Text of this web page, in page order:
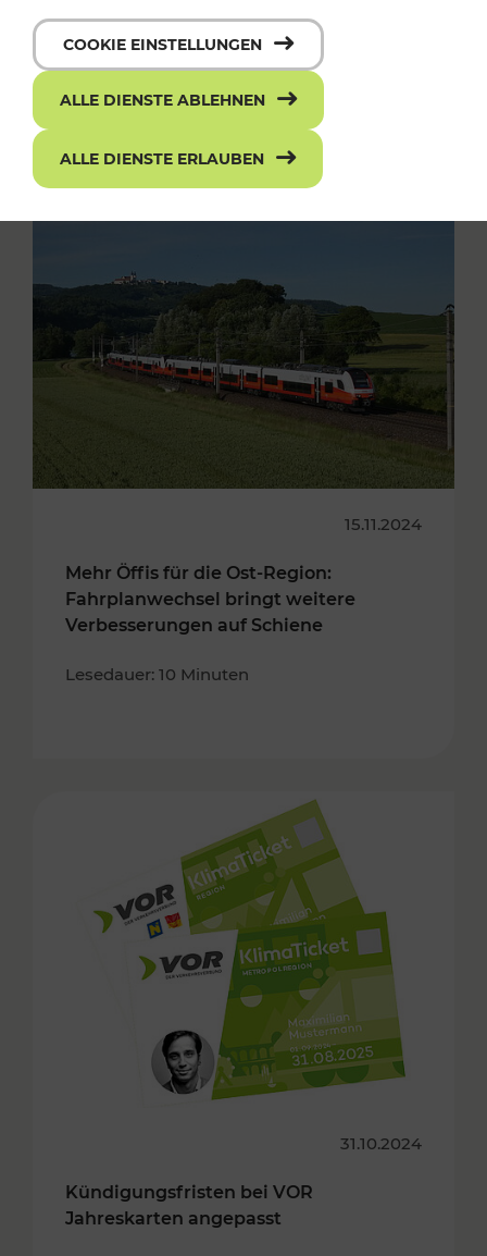
15.11.2024
Mehr Öffis für die Ost-Region:
Fahrplanwechsel bringt weitere
Verbesserungen auf Schiene
Lesedauer: 10 Minuten
31.10.2024
Kündigungsfristen bei VOR
Jahreskarten angepasst
COOKIE EINSTELLUNGEN
ALLE DIENSTE ABLEHNEN
ALLE DIENSTE ERLAUBEN